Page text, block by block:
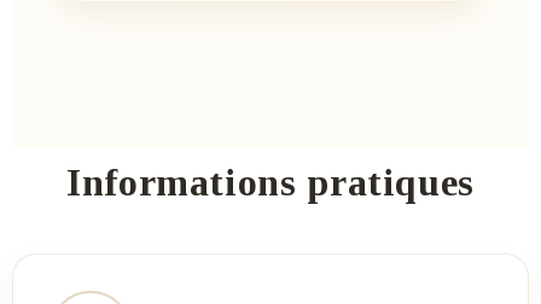
Informations pratiques